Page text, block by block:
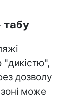
табу
дозволу
може